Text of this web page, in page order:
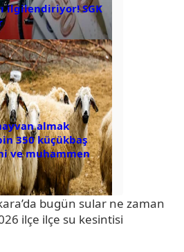
ilgilendiriyor! SGK
almak
350 küçükbaş
ve muhammen
bugün sular ne zaman
ilçe ilçe su kesintisi